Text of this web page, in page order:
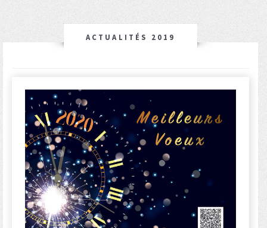
ACTUALITÉS 2019